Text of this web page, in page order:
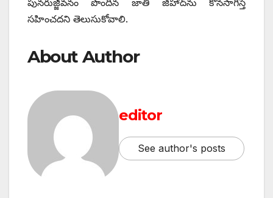
పునరుజ్జీవనం పొందిన జాతి జిహాద్‌ను కొనసాగిస్తే
సహించదని తెలుసుకోవాలి.
About Author
editor
See author's posts